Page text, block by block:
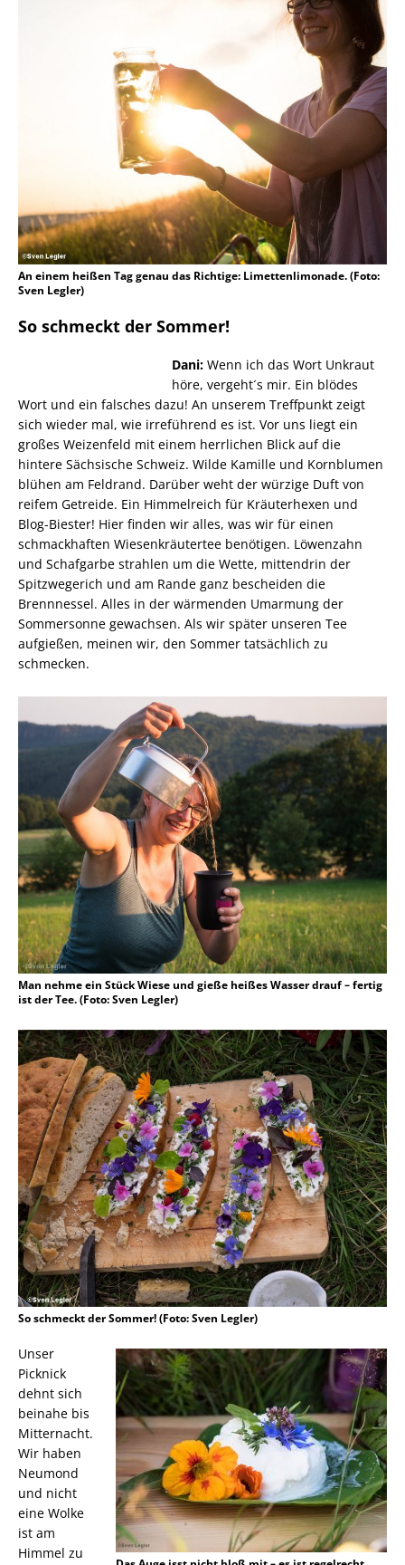
An einem heißen Tag genau das Richtige: Limettenlimonade. (Foto:
Sven Legler)
So schmeckt der Sommer!
Dani: Wenn ich das Wort Unkraut
höre, vergeht´s mir. Ein blödes
Wort und ein falsches dazu! An unserem Treffpunkt zeigt
sich wieder mal, wie irreführend es ist. Vor uns liegt ein
großes Weizenfeld mit einem herrlichen Blick auf die
hintere Sächsische Schweiz. Wilde Kamille und Kornblumen
blühen am Feldrand. Darüber weht der würzige Duft von
reifem Getreide. Ein Himmelreich für Kräuterhexen und
Blog-Biester! Hier finden wir alles, was wir für einen
schmackhaften Wiesenkräutertee benötigen. Löwenzahn
und Schafgarbe strahlen um die Wette, mittendrin der
Spitzwegerich und am Rande ganz bescheiden die
Brennnessel. Alles in der wärmenden Umarmung der
Sommersonne gewachsen. Als wir später unseren Tee
aufgießen, meinen wir, den Sommer tatsächlich zu
schmecken.
Man nehme ein Stück Wiese und gieße heißes Wasser drauf – fertig
ist der Tee. (Foto: Sven Legler)
So schmeckt der Sommer! (Foto: Sven Legler)
Unser
Picknick
dehnt sich
beinahe bis
Mitternacht.
Wir haben
Neumond
und nicht
eine Wolke
ist am
Himmel zu